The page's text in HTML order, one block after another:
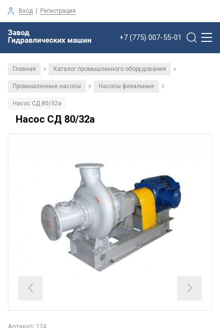
Вход | Регистрация
+7 (775) 007-55-01
Главная / Каталог промышленного оборудования /
Промышленные насосы / Насосы фекальные /
Насос СД 80/32а
Насос СД 80/32а
Артикул: 174